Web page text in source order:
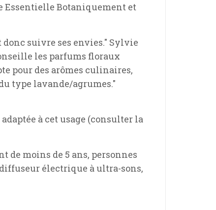
Essentielle Botaniquement et
suivre ses envies." Sylvie
les parfums floraux
pour des arômes culinaires,
type lavande/agrumes."
à cet usage (consulter la
de moins de 5 ans, personnes
électrique à ultra-sons,